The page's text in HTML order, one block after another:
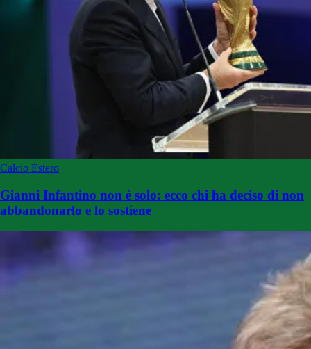
Calcio Estero
Gianni Infantino non è solo: ecco chi ha deciso di non
abbandonarlo e lo sostiene